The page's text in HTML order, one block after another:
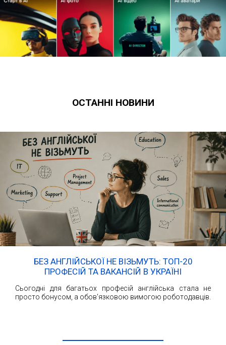
ОСТАННІ НОВИНИ
БЕЗ АНГЛІЙСЬКОЇ НЕ ВІЗЬМУТЬ: ТОП-20
ПРОФЕСІЙ ТА ВАКАНСІЙ В УКРАЇНІ
Сьогодні для багатьох професій англійська стала не
просто бонусом, а обов'язковою вимогою роботодавців.